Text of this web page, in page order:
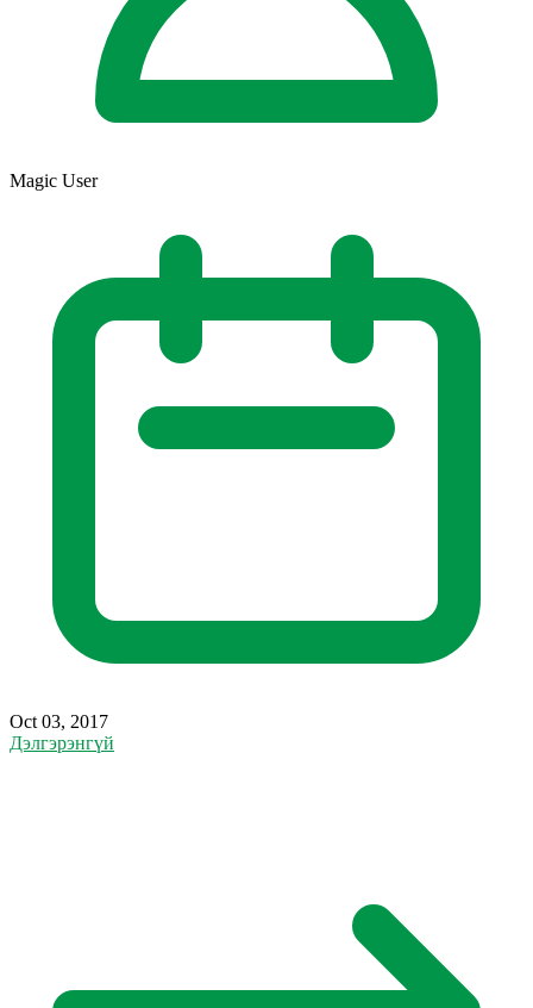
Magic User
Oct 03, 2017
Дэлгэрэнгүй